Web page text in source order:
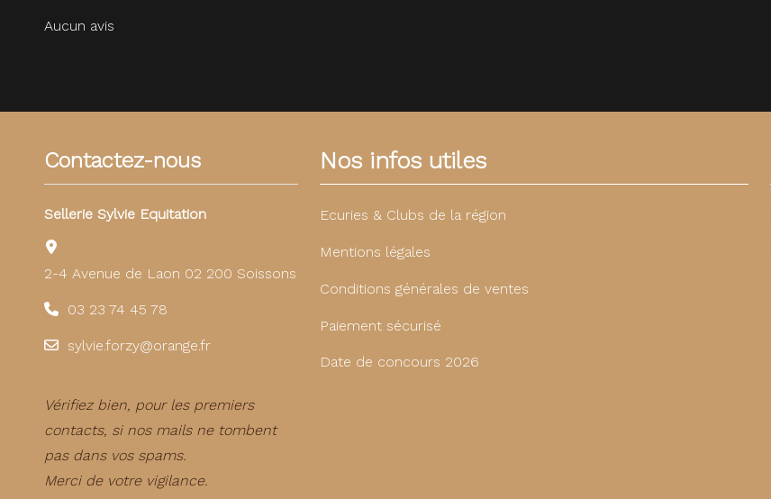
Aucun avis
Contactez-nous
Sellerie Sylvie Equitation
2-4 Avenue de Laon 02 200 Soissons
03 23 74 45 78
sylvie.forzy@orange.fr
Vérifiez bien, pour les premiers
contacts, si nos mails ne tombent
pas dans vos spams.
Merci de votre vigilance.
Nos infos utiles
Ecuries & Clubs de la région
Mentions légales
Conditions générales de ventes
Paiement sécurisé
Date de concours 2026